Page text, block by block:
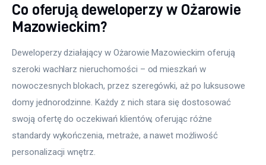
Co oferują deweloperzy w Ożarowie
Mazowieckim?
Deweloperzy działający w Ożarowie Mazowieckim oferują
szeroki wachlarz nieruchomości – od mieszkań w
nowoczesnych blokach, przez szeregówki, aż po luksusowe
domy jednorodzinne. Każdy z nich stara się dostosować
swoją ofertę do oczekiwań klientów, oferując różne
standardy wykończenia, metraże, a nawet możliwość
personalizacji wnętrz.